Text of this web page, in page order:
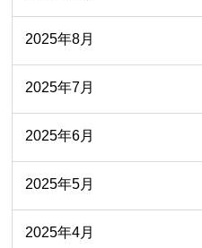
2025年8月
2025年7月
2025年6月
2025年5月
2025年4月